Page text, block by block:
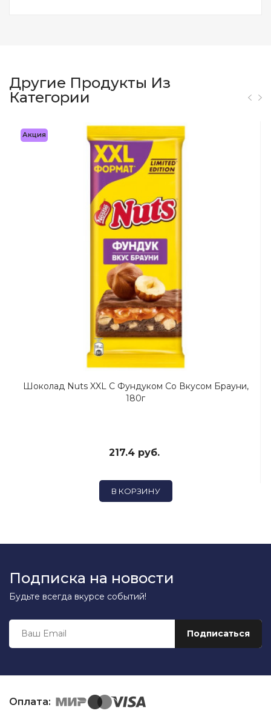
Другие Продукты Из
Категории
Акция
Шоколад Nuts XXL С Фундуком Со Вкусом Брауни,
180г
217.4 руб.
В КОРЗИНУ
Подписка на новости
Будьте всегда вкурсе событий!
Оплата: